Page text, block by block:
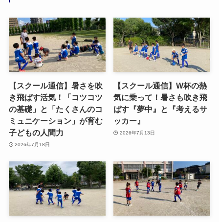
【スクール通信】暑さを吹
き飛ばす活気！「コツコツ
の基礎」と「たくさんのコ
ミュニケーション」が育む
子どもの人間力
2026年7月18日
【スクール通信】W杯の熱
気に乗って！暑さも吹き飛
ばす『夢中』と『考えるサ
ッカー』
2026年7月13日